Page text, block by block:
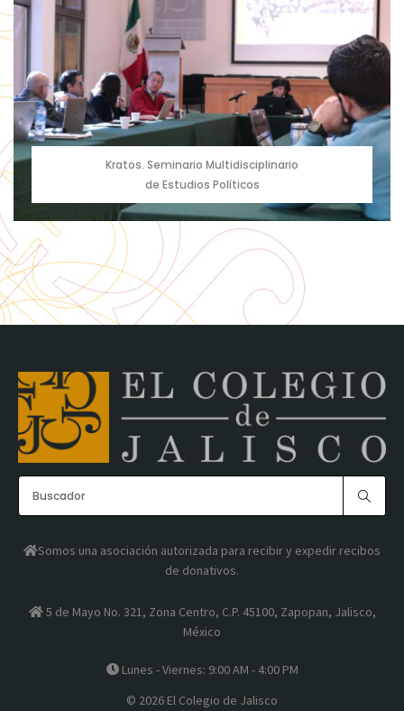
contra las mujeres, feminicidio, mujeres zapotecas,
epistemología feminista, autoetnografía feminista,
mexicanas migrantes, entre otros
Ver más
Descripción
Es un campo donde se siembran ideas, donde germina
la investigación y donde se cosechan los frutos de un
trabajo especializado en torno a la figura del obispo
dominico Antonio Alcalde...
Ver más
Kratos. Seminario Multidisciplinario
de Estudios Políticos
Descripción
ciencias sociales interesados en el estudio de la
política, lo político y el poder.
Ver más
Somos una asociación autorizada para recibir y expedir recibos
de donativos.
5 de Mayo No. 321, Zona Centro, C.P. 45100, Zapopan, Jalisco,
México
Lunes - Viernes: 9:00 AM - 4:00 PM
© 2026 El Colegio de Jalisco